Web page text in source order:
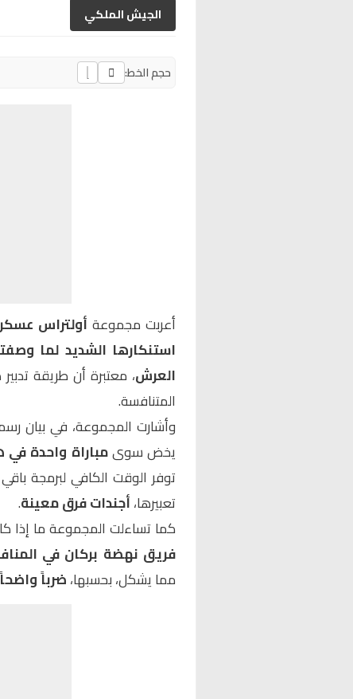
الجيش الملكي
حجم الخط:
أعربت مجموعة أولتراس
استنكارها الشديد لما
العرش، معتبرة أن طريقة
المتنافسة.
وأشارت المجموعة، في بيان
يخض سوىمباراة واحدة
توفر الوقت الكافي لبرمجة
تعبيرها،أجندات فرق معينة.
كما تساءلت المجموعة ما إذا
فريق نهضة بركان في
مما يشكل، بحسبها،ضرباً